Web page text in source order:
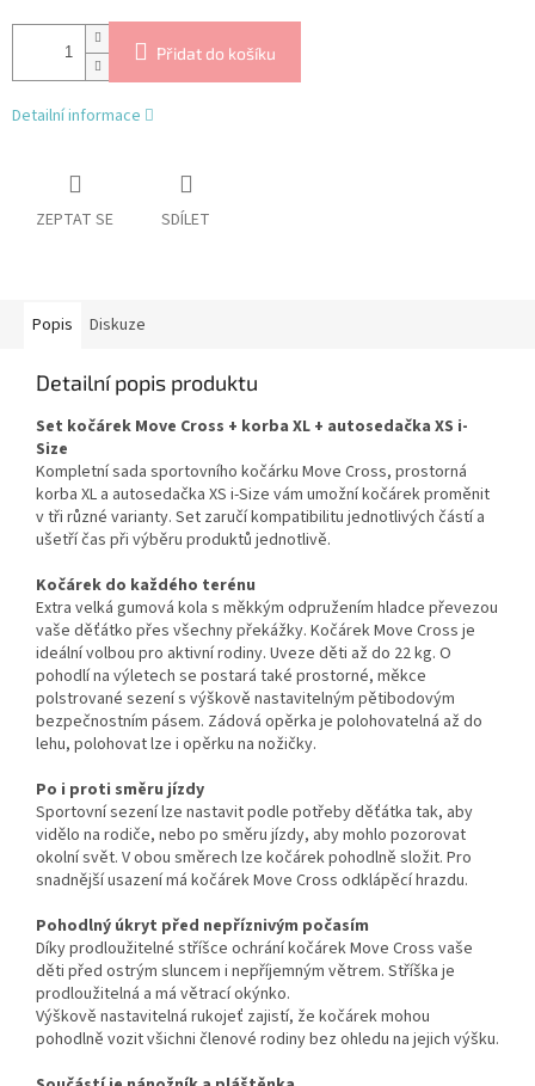
Přidat do košíku
Detailní informace
ZEPTAT SE SDÍLET
Popis Diskuze
Detailní popis produktu
Set kočárek Move Cross + korba XL + autosedačka XS i-
Size
Kompletní sada sportovního kočárku Move Cross, prostorná
korba XL a autosedačka XS i-Size vám umožní kočárek proměnit
v tři různé varianty. Set zaručí kompatibilitu jednotlivých částí a
ušetří čas při výběru produktů jednotlivě.
Kočárek do každého terénu
Extra velká gumová kola s měkkým odpružením hladce převezou
vaše děťátko přes všechny překážky. Kočárek Move Cross je
ideální volbou pro aktivní rodiny. Uveze děti až do 22 kg. O
pohodlí na výletech se postará také prostorné, měkce
polstrované sezení s výškově nastavitelným pětibodovým
bezpečnostním pásem. Zádová opěrka je polohovatelná až do
lehu, polohovat lze i opěrku na nožičky.
Po i proti směru jízdy
Sportovní sezení lze nastavit podle potřeby děťátka tak, aby
vidělo na rodiče, nebo po směru jízdy, aby mohlo pozorovat
okolní svět. V obou směrech lze kočárek pohodlně složit. Pro
snadnější usazení má kočárek Move Cross odklápěcí hrazdu.
Pohodlný úkryt před nepříznivým počasím
Díky prodloužitelné stříšce ochrání kočárek Move Cross vaše
děti před ostrým sluncem i nepříjemným větrem. Stříška je
prodloužitelná a má větrací okýnko.
Výškově nastavitelná rukojeť zajistí, že kočárek mohou
pohodlně vozit všichni členové rodiny bez ohledu na jejich výšku.